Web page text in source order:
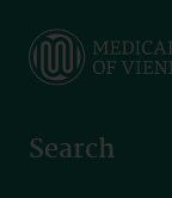
main
Search